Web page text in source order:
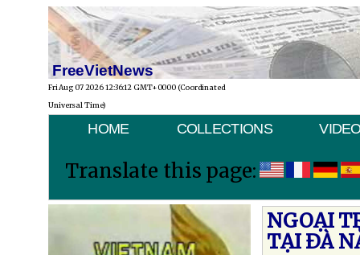
FreeVietNews
Fri Aug 07 2026 12:36:12 GMT+0000 (Coordinated
Universal Time)
HOME COLLECTIONS
Translate this page:
NGOẠI
TẠI ÐÀ